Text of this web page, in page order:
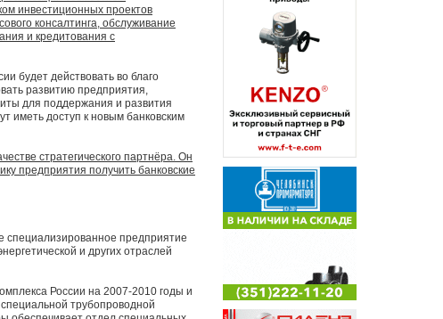
инвестиционных проектов
консалтинга, обслуживание
и кредитования с
будет действовать во благо
развитию предприятия,
для поддержания и развития
иметь доступ к новым банковским
стратегического партнёра. Он
предприятия получить банковские
специализированное предприятие
и других отраслей
России на 2007-2010 годы и
трубопроводной